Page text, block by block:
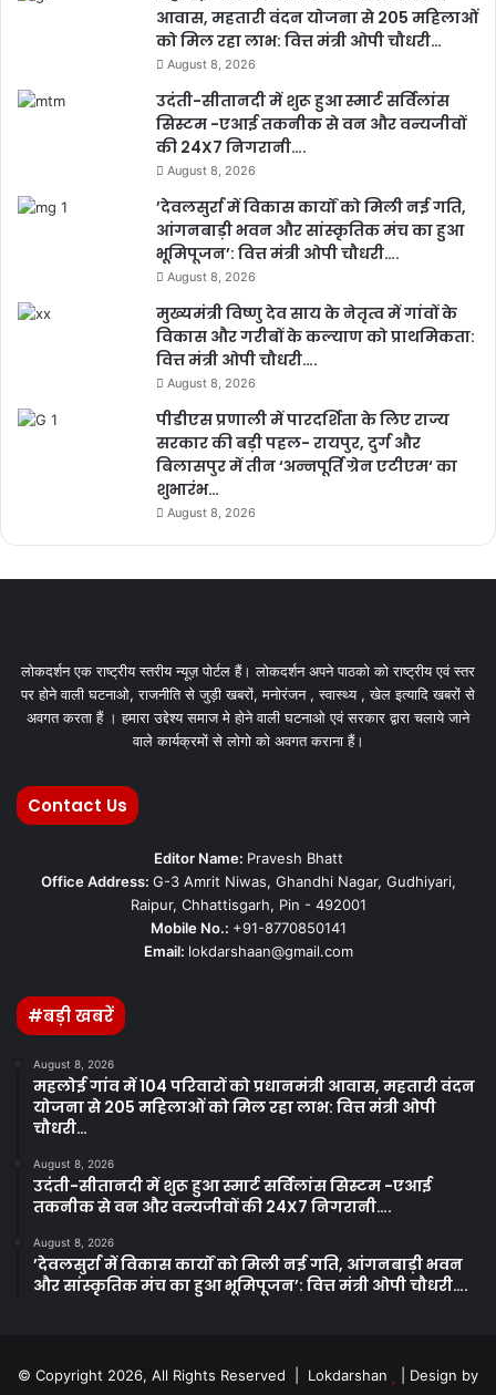
आवास, महतारी वंदन योजना से 205 महिलाओं
को मिल रहा लाभ: वित्त मंत्री ओपी चौधरी…
August 8, 2026
उदंती-सीतानदी में शुरू हुआ स्मार्ट सर्विलांस
सिस्टम -एआई तकनीक से वन और वन्यजीवों
की 24X7 निगरानी….
August 8, 2026
’देवलसुर्रा में विकास कार्यों को मिली नई गति,
आंगनबाड़ी भवन और सांस्कृतिक मंच का हुआ
भूमिपूजन’: वित्त मंत्री ओपी चौधरी….
August 8, 2026
मुख्यमंत्री विष्णु देव साय के नेतृत्व में गांवों के
विकास और गरीबों के कल्याण को प्राथमिकता:
वित्त मंत्री ओपी चौधरी….
August 8, 2026
पीडीएस प्रणाली में पारदर्शिता के लिए राज्य
सरकार की बड़ी पहल- रायपुर, दुर्ग और
बिलासपुर में तीन ‘अन्नपूर्ति ग्रेन एटीएम‘ का
शुभारंभ…
August 8, 2026
लोकदर्शन एक राष्ट्रीय स्तरीय न्यूज़ पोर्टल हैं। लोकदर्शन अपने पाठको को राष्ट्रीय एवं स्तर
पर होने वाली घटनाओ, राजनीति से जुड़ी खबरों, मनोरंजन , स्वास्थ्य , खेल इत्यादि खबरों से
अवगत करता हैं । हमारा उद्देश्य समाज मे होने वाली घटनाओ एवं सरकार द्वारा चलाये जाने
वाले कार्यक्रमों से लोगो को अवगत कराना हैं।
Contact Us
Editor Name: Pravesh Bhatt
Office Address: G-3 Amrit Niwas, Ghandhi Nagar, Gudhiyari,
Raipur, Chhattisgarh, Pin - 492001
Mobile No.: +91-8770850141
Email: lokdarshaan@gmail.com
#बड़ी खबरें
August 8, 2026
महलोई गांव में 104 परिवारों को प्रधानमंत्री आवास, महतारी वंदन
योजना से 205 महिलाओं को मिल रहा लाभ: वित्त मंत्री ओपी
चौधरी…
August 8, 2026
उदंती-सीतानदी में शुरू हुआ स्मार्ट सर्विलांस सिस्टम -एआई
तकनीक से वन और वन्यजीवों की 24X7 निगरानी….
August 8, 2026
’देवलसुर्रा में विकास कार्यों को मिली नई गति, आंगनबाड़ी भवन
और सांस्कृतिक मंच का हुआ भूमिपूजन’: वित्त मंत्री ओपी चौधरी….
© Copyright 2026, All Rights Reserved | Lokdarshan | Design by